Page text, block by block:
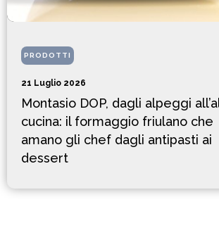
PRODOTTI
21 Luglio 2026
Montasio DOP, dagli alpeggi
cucina: il formaggio friulano che
amano gli chef dagli antipasti ai
dessert